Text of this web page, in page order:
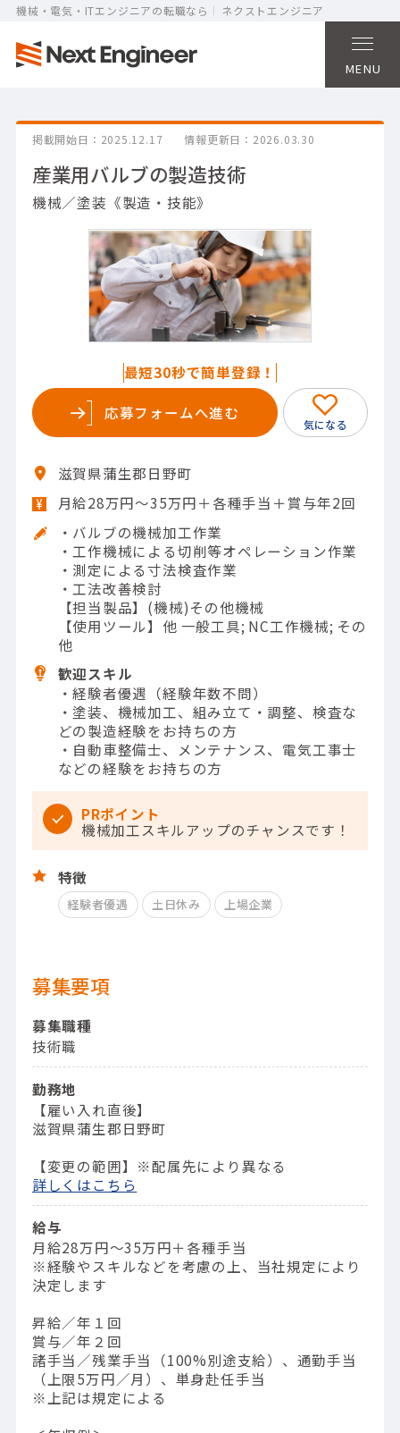
機械・電気・ITエンジニアの転職なら ネクストエンジニア
MENU
掲載開始日 2025.12.17 情報更新日 2026.03.30
産業用バルブの製造技術
機械／塗装《製造・技能》
最短30秒で簡単登録！
応募フォームへ進む
滋賀県蒲生郡日野町
月給28万円～35万円＋各種手当＋賞与年2回
・バルブの機械加工作業
・工作機械による切削等オペレーション作業
・測定による寸法検査作業
・工法改善検討
【担当製品】(機械)その他機械
【使用ツール】他 一般工具; NC工作機械; その
他
歓迎スキル
・経験者優遇（経験年数不問）
・塗装、機械加工、組み立て・調整、検査な
どの製造経験をお持ちの方
・自動車整備士、メンテナンス、電気工事士
などの経験をお持ちの方
PRポイント
機械加工スキルアップのチャンスです！
特徴
経験者優遇 土日休み 上場企業
募集要項
募集職種
技術職
勤務地
【雇い入れ直後】
滋賀県蒲生郡日野町
【変更の範囲】※配属先により異なる
詳しくはこちら
給与
月給28万円～35万円＋各種手当
※経験やスキルなどを考慮の上、当社規定により
決定します
昇給／年１回
賞与／年２回
諸手当／残業手当（100%別途支給）、通勤手当
（上限5万円／月）、単身赴任手当
※上記は規定による